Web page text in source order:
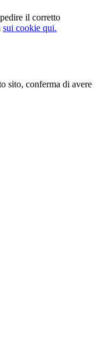
il corretto
sui cookie qui.
sito, conferma di avere